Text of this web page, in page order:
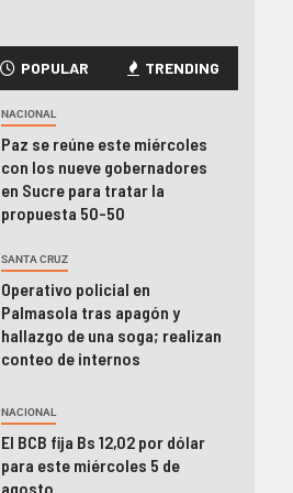
POPULAR TRENDING
NACIONAL
Paz se reúne este miércoles
con los nueve gobernadores
en Sucre para tratar la
propuesta 50-50
SANTA CRUZ
Operativo policial en
Palmasola tras apagón y
hallazgo de una soga; realizan
conteo de internos
NACIONAL
El BCB fija Bs 12,02 por dólar
para este miércoles 5 de
agosto